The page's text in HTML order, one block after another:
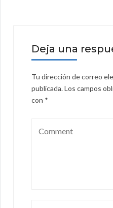
Deja una
Tu dirección de correo
publicada.Los campos
con *